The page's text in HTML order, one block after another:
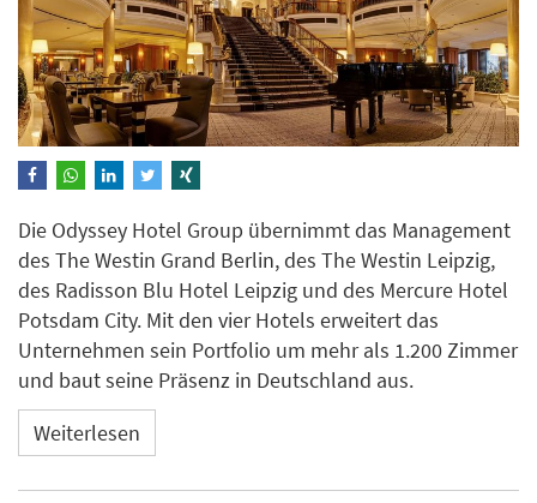
Die Odyssey Hotel Group übernimmt das Management
des The Westin Grand Berlin, des The Westin Leipzig,
des Radisson Blu Hotel Leipzig und des Mercure Hotel
Potsdam City. Mit den vier Hotels erweitert das
Unternehmen sein Portfolio um mehr als 1.200 Zimmer
und baut seine Präsenz in Deutschland aus.
Weiterlesen